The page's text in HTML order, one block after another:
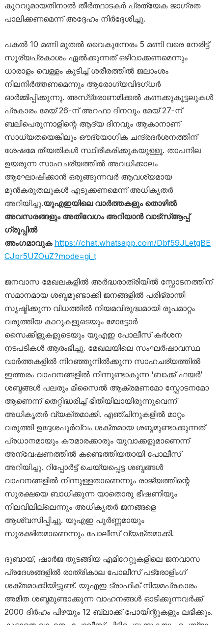
കുറവുമായതിനാൽ തീർത്ഥാടകർ പ്രത്യേക ജാഗ്രത
പാലിക്കണമെന്ന് അദ്ദേഹം നിർദ്ദേശിച്ചു.
പകൽ 10 മണി മുതൽ വൈകുന്നേരം 5 മണി വരെ നേരിട്ട്
സൂര്യപ്രകാശം ഏൽക്കുന്നത് ഒഴിവാക്കണമെന്നും
ധാരാളം വെള്ളം കുടിച്ച് ശരീരത്തിൽ ജലാംശം
നിലനിർത്തണമെന്നും ആരോഗ്യവിദഗ്ധർ
ഓർമ്മിപ്പിക്കുന്നു. അസ്‌ട്രോണമിക്കൽ കണക്കുകൂട്ടലുകൾ
പ്രകാരം മേയ് 26-ന് അറഫാ ദിനവും മേയ് 27-ന്
ബലിപെരുന്നാളിന്റെ ആദ്യ ദിനവും ആകാനാണ്
സാധ്യതയെങ്കിലും ഔദ്യോഗിക ചന്ദ്രദർശനത്തിന്
ശേഷമേ തീയതികൾ സ്ഥിരീകരിക്കുകയുള്ളൂ. താപനില
ഉയരുന്ന സാഹചര്യത്തിൽ അവധിക്കാലം
ആഘോഷിക്കാൻ ഒരുങ്ങുന്നവർ ആവശ്യമായ
മുൻകരുതലുകൾ എടുക്കണമെന്ന് അധികൃതർ
അറിയിച്ചു.യുഎഇയിലെ വാർത്തകളും തൊഴിൽ
അവസരങ്ങളും അതിവേഗം അറിയാൻ വാട്സ്ആപ്പ്
ഗ്രൂപ്പിൽ
അംഗമാവുക https://chat.whatsapp.com/Dbf59JLetgBE
CJpr5UZOuZ?mode=gi_t
ജനവാസ മേഖലകളിൽ അർദ്ധരാത്രിയിൽ സ്ഫോടനത്തിന്
സമാനമായ ശബ്ദമുണ്ടാക്കി ജനങ്ങളിൽ പരിഭ്രാന്തി
സൃഷ്ടിക്കുന്ന വിധത്തിൽ നിയമവിരുദ്ധമായി രൂപമാറ്റം
വരുത്തിയ കാറുകളുടെയും മോട്ടോർ
സൈക്കിളുകളുടെയും യുഎഇ പോലീസ് കർശന
നടപടികൾ ആരംഭിച്ചു. മേഖലയിലെ സംഘർഷാവസ്ഥ
വാർത്തകളിൽ നിറഞ്ഞുനിൽക്കുന്ന സാഹചര്യത്തിൽ
ഇത്തരം വാഹനങ്ങളിൽ നിന്നുണ്ടാകുന്ന ‘ബാക്ക് ഫയർ’
ശബ്ദങ്ങൾ പലരും മിസൈൽ ആക്രമണമോ സ്ഫോടനമോ
ആണെന്ന് തെറ്റിദ്ധരിച്ച് ഭീതിയിലായിരുന്നുവെന്ന്
അധികൃതർ വ്യക്തമാക്കി. എഞ്ചിനുകളിൽ മാറ്റം
വരുത്തി ഉദ്ദേശപൂർവ്വം ശക്തമായ ശബ്ദമുണ്ടാക്കുന്നത്
പ്രധാനമായും കൗമാരക്കാരും യുവാക്കളുമാണെന്ന്
അന്വേഷണത്തിൽ കണ്ടെത്തിയതായി പോലീസ്
അറിയിച്ചു. റിപ്പോർട്ട് ചെയ്യപ്പെട്ട ശബ്ദങ്ങൾ
വാഹനങ്ങളിൽ നിന്നുള്ളതാണെന്നും രാജ്യത്തിന്റെ
സുരക്ഷയെ ബാധിക്കുന്ന യാതൊരു ഭീഷണിയും
നിലവിലില്ലെന്നും അധികൃതർ ജനങ്ങളെ
ആശ്വസിപ്പിച്ചു. യുഎഇ പൂർണ്ണമായും
സുരക്ഷിതമാണെന്നും പോലീസ് വ്യക്തമാക്കി.
ദുബായ്, ഷാർജ തുടങ്ങിയ എമിറേറ്റുകളിലെ ജനവാസ
പ്രദേശങ്ങളിൽ രാത്രികാല പോലീസ് പട്രോളിംഗ്
ശക്തമാക്കിയിട്ടുണ്ട്. യുഎഇ ട്രാഫിക് നിയമപ്രകാരം
അമിത ശബ്ദമുണ്ടാക്കുന്ന വാഹനങ്ങൾ ഓടിക്കുന്നവർക്ക്
2000 ദിർഹം പിഴയും 12 ബ്ലാക്ക് പോയിന്റുകളും ലഭിക്കും.